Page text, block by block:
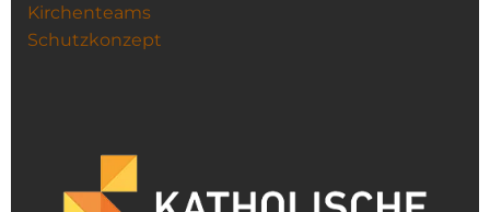
Kirchenteams
Schutzkonzept